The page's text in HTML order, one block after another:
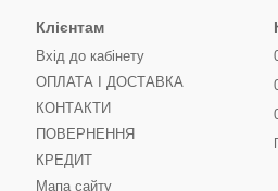
Клієнтам
Вхід до кабінету
ОПЛАТА І ДОСТАВКА
КОНТАКТИ
ПОВЕРНЕННЯ
КРЕДИТ
Мапа сайту